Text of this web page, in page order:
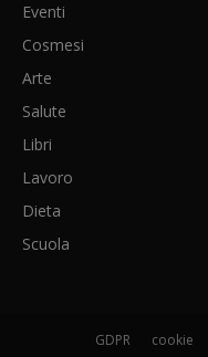
Eventi
Cosmesi
Arte
Salute
Libri
Lavoro
Dieta
Scuola
GDPR cookie